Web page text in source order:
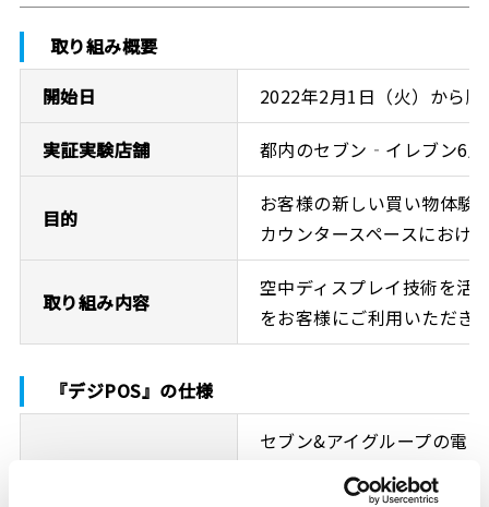
取り組み概要
開始日
2022年2月1日（火）から
実証実験店舗 都内のセブン‐イレブン6
目的
お客様の新しい買い物体験
カウンタースペースにおけ
取り組み内容
空中ディスプレイ技術を活
をお客様にご利用いただき
『デジPOS』の仕様
セブン&アイグループの電
QUICPay+、楽天Edy、ク